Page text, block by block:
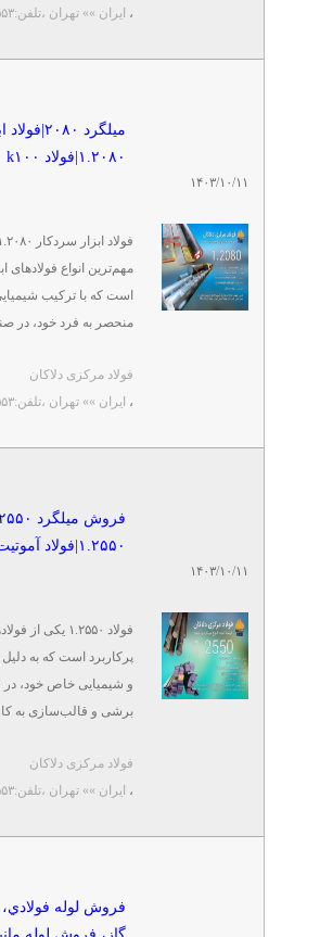
، ایران »» تهران ،تلفن:۰۹۱۲۲۵۲۹۵۵۳
۱۴۰۳/۱۰/۱۱
میلگرد
۱.۲۰۸۰|فولاد k۱۰۰
مهم‌ترین انواع فولادهای
است که با ترکیب
منحصر به فرد خود، در
فولاد مرکزی دلاکان
، ایران »» تهران ،تلفن:۰۹۱۲۲۵۲۹۵۵۳
۱۴۰۳/۱۰/۱۱
۱.۲۵۵۰|فولاد آموتیت
فولاد ۱.۲۵۵۰ یکی از
پرکاربرد است که به
و شیمیایی خاص خود، در
برشی و قالب‌سازی به
این ...
فولاد مرکزی دلاکان
، ایران »» تهران ،تلفن:۰۹۱۲۲۵۲۹۵۵۳
فروش لوله